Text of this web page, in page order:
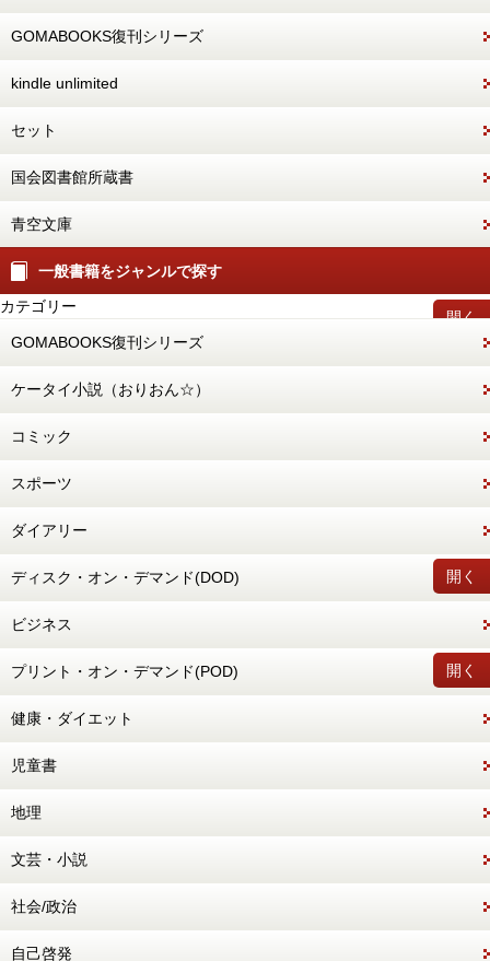
GOMABOOKS復刊シリーズ
kindle unlimited
セット
国会図書館所蔵書
青空文庫
一般書籍をジャンルで探す
開く
カテゴリー
GOMABOOKS復刊シリーズ
ケータイ小説（おりおん☆）
コミック
スポーツ
ダイアリー
開く
ディスク・オン・デマンド(DOD)
ビジネス
開く
プリント・オン・デマンド(POD)
健康・ダイエット
児童書
地理
文芸・小説
社会/政治
自己啓発